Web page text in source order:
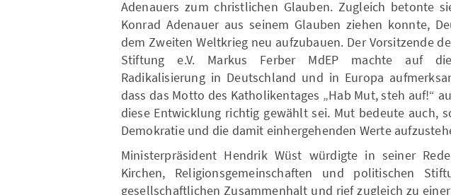
Adenauers zum christlichen Glauben. Zugleich betonte
Konrad Adenauer aus seinem Glauben ziehen konnte,
dem Zweiten Weltkrieg neu aufzubauen. Der Vorsitzende
Stiftung e.V. Markus Ferber MdEP machte auf
Radikalisierung in Deutschland und in Europa
dass das Motto des Katholikentages „Hab Mut, steh auf!“
diese Entwicklung richtig gewählt sei. Mut bedeute auch,
Demokratie und die damit einhergehenden Werte
Ministerpräsident Hendrik Wüst würdigte in seiner
Kirchen, Religionsgemeinschaften und politischen
gesellschaftlichen Zusammenhalt und rief zugleich zu